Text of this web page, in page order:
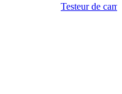
Testeur de